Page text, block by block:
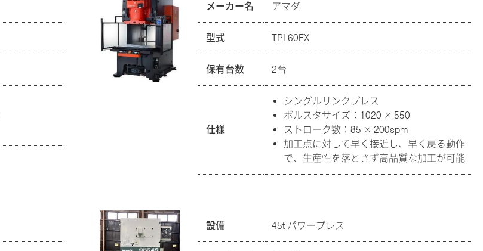
メーカー名 アマダ
型式 TPL60FX
保有台数 2台
仕様
シングルリンクプレス
ボルスタサイズ：1020 × 550
ストローク数：85 × 200spm
加工点に対して早く接近し、早く戻る動作
で、生産性を落とさず高品質な加工が可能
設備 45t パワープレス